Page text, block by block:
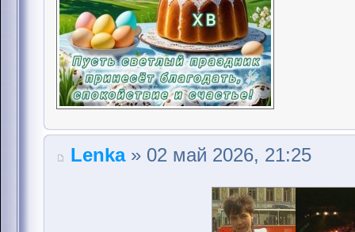
Lenka» 02 май 2026, 21:25